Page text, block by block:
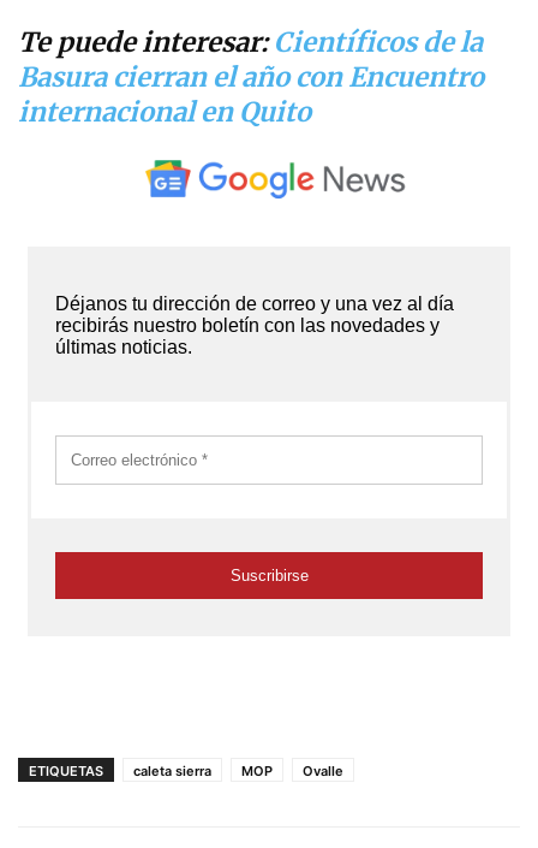
Te puede interesar:Científicos de la
Basura cierran el año con Encuentro
internacional en Quito
ETIQUETAS caleta sierra MOP Ovalle